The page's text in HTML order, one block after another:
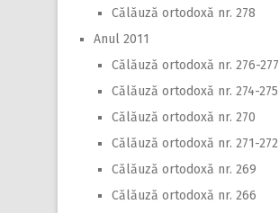
Călăuză ortodoxă nr. 278
Anul 2011
Călăuză ortodoxă nr. 276-277
Călăuză ortodoxă nr. 274-275
Călăuză ortodoxă nr. 270
Călăuză ortodoxă nr. 271-272
Călăuză ortodoxă nr. 269
Călăuză ortodoxă nr. 266